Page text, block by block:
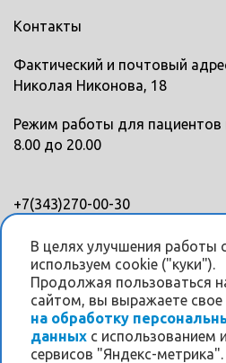
В целях улучшения работы
используем cookie ("куки").
Продолжая пользоваться
сайтом, вы выражаете свое
на обработку
данных с использованием
сервисов "Яндекс-метрика".
Контакты
Фактический и почтовый
Николая Никонова, 18
Режим работы для пациентов
8.00 до 20.00
+7(343)270-00-30
Мы в соцсетях